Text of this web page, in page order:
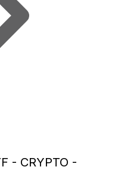
- CRYPTO -